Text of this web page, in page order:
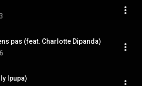
pas (feat. Charlotte Dipanda)
Ipupa)